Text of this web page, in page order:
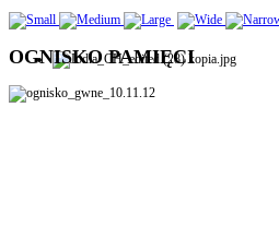
OGNISKO PAMIĘCI